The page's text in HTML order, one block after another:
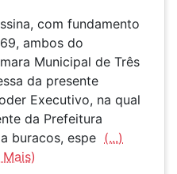
com fundamento
ambos do
Municipal de Três
da presente
Executivo, na qual
da Prefeitura
buracos, espe (...)